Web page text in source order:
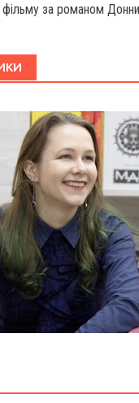
за романом